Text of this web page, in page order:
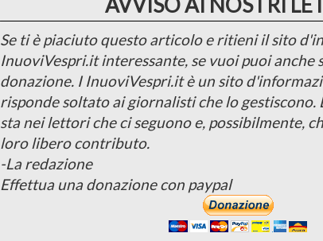
Se ti è piaciuto questo articolo e ritieni il sito
InuoviVespri.it interessante, se vuoi puoi anche
donazione. I InuoviVespri.it è un sito
risponde soltato ai giornalisti che lo gestiscono.
sta nei lettori che ci seguono e, possibilmente,
loro libero contributo.
-La redazione
Effettua una donazione con paypal